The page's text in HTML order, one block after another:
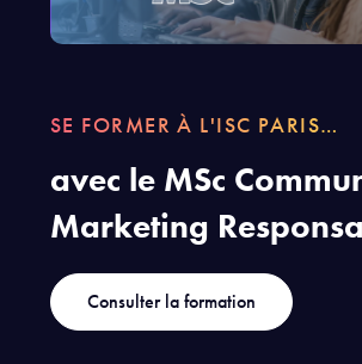
SE FORMER À L'ISC PARIS…
avec le MSc
Marketing
Consulter la formation